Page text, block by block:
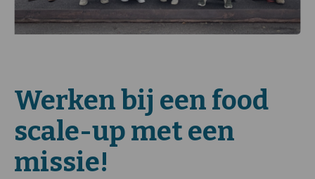
Werken bij een food
scale-up met een
missie!